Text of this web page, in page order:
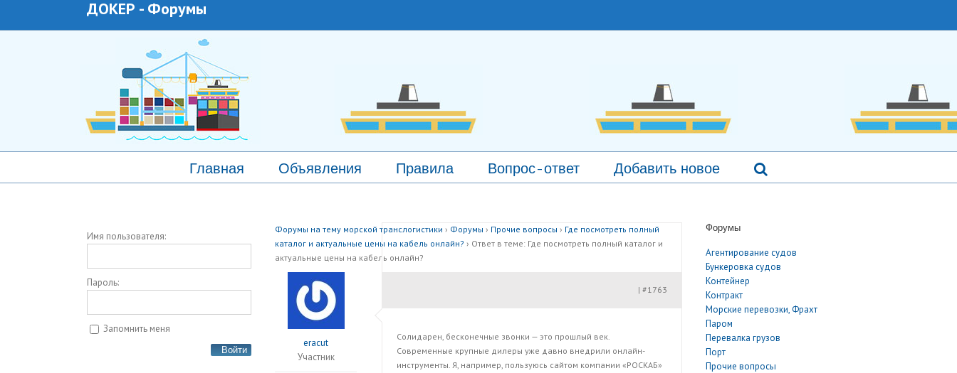
ДОКЕР - Форумы
Главная Объявления Правила Вопрос-ответ Добавить новое
Форумы на тему морской транслогистики › Форумы › Прочие вопросы › Где посмотреть полный
каталог и актуальные цены на кабель онлайн? › Ответ в теме: Где посмотреть полный каталог и
актуальные цены на кабель онлайн?
eracut
Участник
#1763
|
Солидарен, бесконечные звонки — это прошлый век.
Современные крупные дилеры уже давно внедрили онлайн-
инструменты. Я, например, пользуюсь сайтом компании «РОСКАБ»
Имя пользователя:
Пароль:
Запомнить меня
Войти
Форумы
Агентирование судов
Бункеровка судов
Контейнер
Контракт
Морские перевозки, Фрахт
Паром
Перевалка грузов
Порт
Прочие вопросы